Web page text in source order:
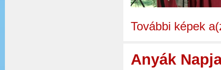
További képek
Anyák